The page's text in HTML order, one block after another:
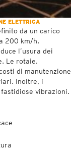
ELETTRICA
da un carico
200 km/h.
l’usura dei
Le rotaie,
di manutenzione
Inoltre, i
vibrazioni.